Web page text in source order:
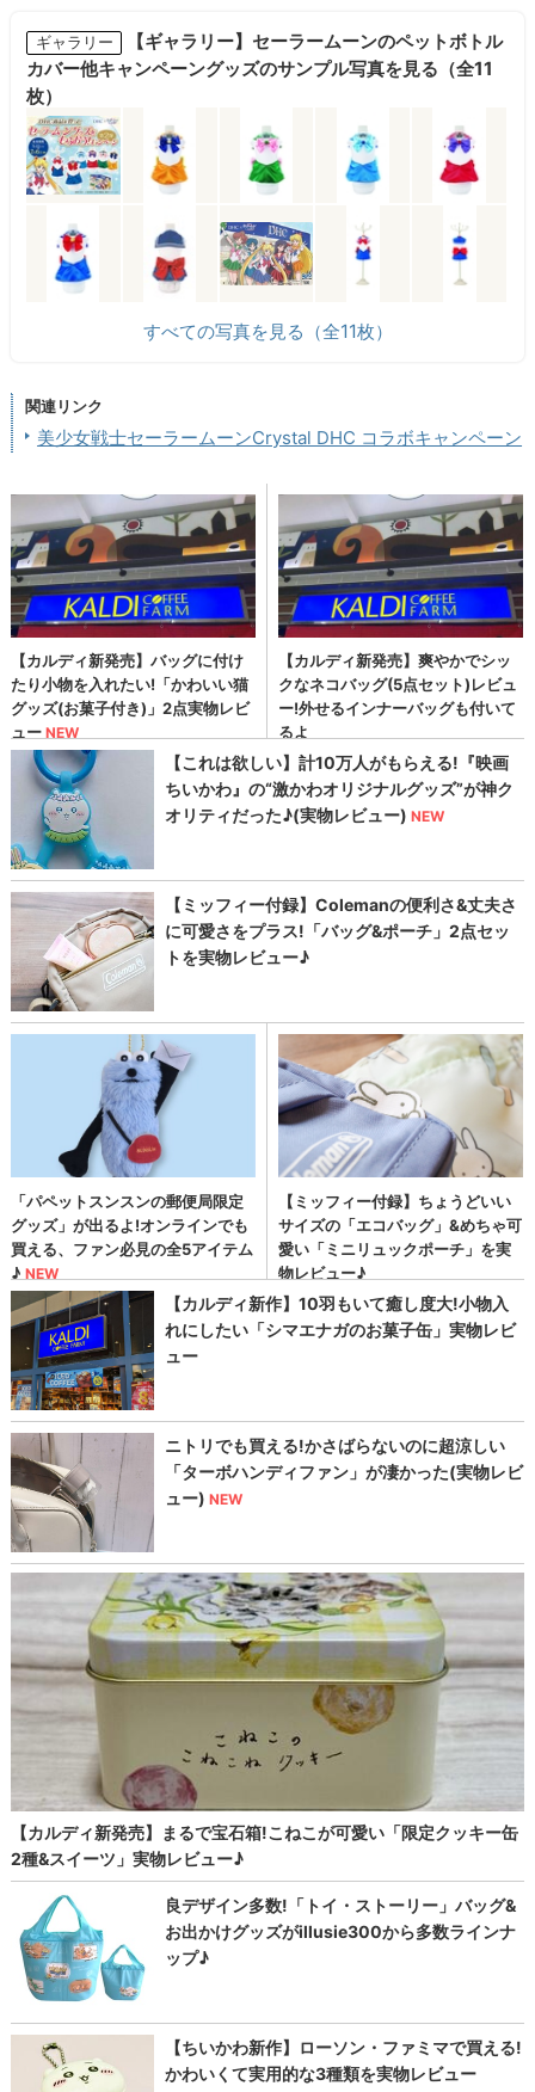
ギャラリー
【ギャラリー】セーラームーンのペットボトル
カバー他キャンペーングッズのサンプル写真を見る（全11
枚）
すべての写真を見る（全11枚）
関連リンク
美少女戦士セーラームーンCrystal DHC コラボキャンペーン